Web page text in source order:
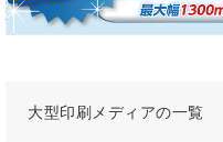
大型印刷メディアの一覧